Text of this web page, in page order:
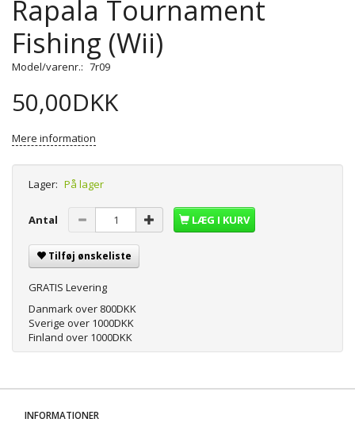
Rapala Tournament
Fishing (Wii)
Model/varenr.: 7r09
50,00DKK
Mere information
Lager: På lager
Antal LÆG I KURV
Tilføj ønskeliste
GRATIS Levering
Danmark over 800DKK
Sverige over 1000DKK
Finland over 1000DKK
INFORMATIONER